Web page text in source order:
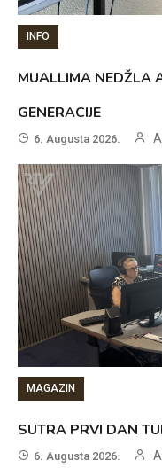
INFO
MUALLIMA NEDŽLA
GENERACIJE
6. Augusta 2026.
MAGAZIN
SUTRA PRVI DAN
6. Augusta 2026.